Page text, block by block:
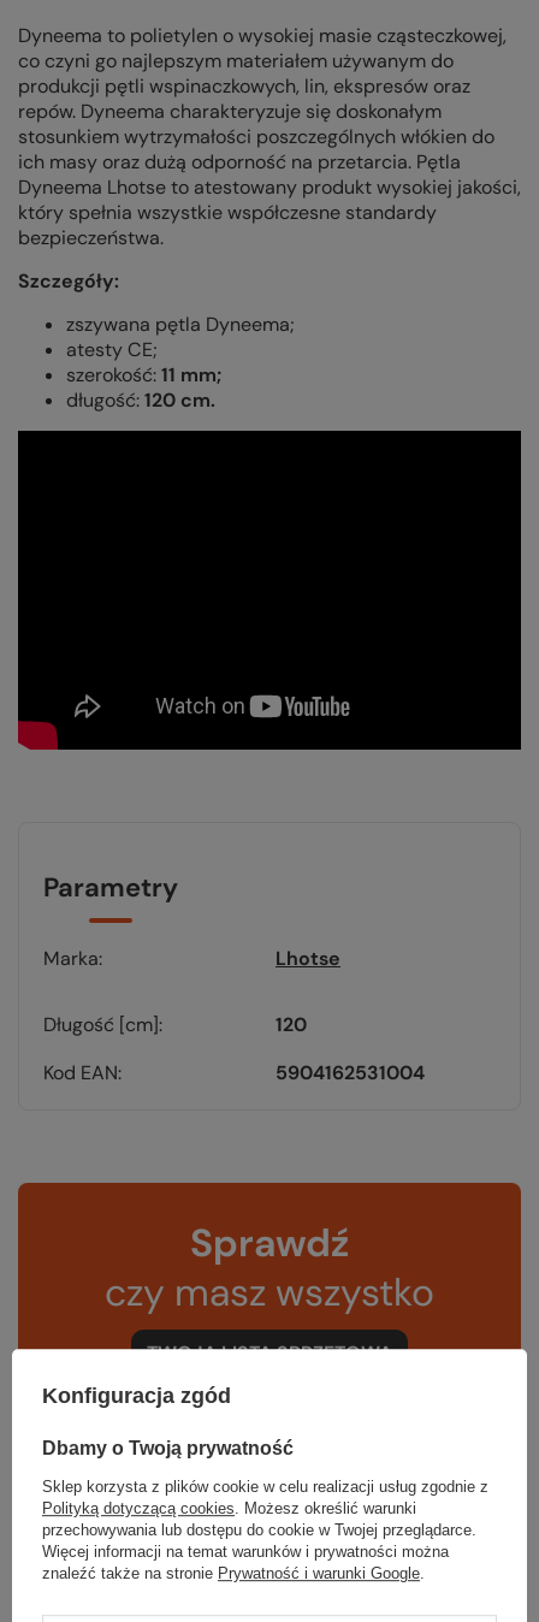
Dyneema to polietylen o wysokiej masie cząsteczkowej,
co czyni go najlepszym materiałem używanym do
produkcji pętli wspinaczkowych, lin, ekspresów oraz
repów. Dyneema charakteryzuje się doskonałym
stosunkiem wytrzymałości poszczególnych włókien do
ich masy oraz dużą odporność na przetarcia. Pętla
Dyneema Lhotse to atestowany produkt wysokiej jakości,
który spełnia wszystkie współczesne standardy
bezpieczeństwa.
Szczegóły:
zszywana pętla Dyneema;
atesty CE;
szerokość:11 mm;
długość:120 cm.
Parametry
Marka Lhotse
Długość [cm]
120
Kod EAN
5904162531004
Sprawdź
czy masz wszystko
TWOJA LISTA SPRZĘTOWA
Gwarancja
Konfiguracja zgód
Dbamy o Twoją prywatność
Sklep korzysta z plików cookie w celu realizacji usług zgodnie z
Polityką dotyczącą cookies . Możesz określić warunki
przechowywania lub dostępu do cookie w Twojej przeglądarce.
Więcej informacji na temat warunków i prywatności można
znaleźć także na stronie Prywatność i warunki Google